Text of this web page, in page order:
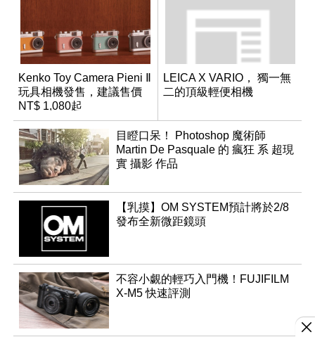
Kenko Toy Camera Pieni Ⅱ
玩具相機發售，建議售價
NT$ 1,080起
LEICA X VARIO， 獨一無
二的頂級輕便相機
目瞪口呆！ Photoshop 魔術師
Martin De Pasquale 的 瘋狂 系 超現
實 攝影 作品
【乳摸】OM SYSTEM預計將於2/8
發布全新微距鏡頭
不容小覷的輕巧入門機！FUJIFILM
X-M5 快速評測